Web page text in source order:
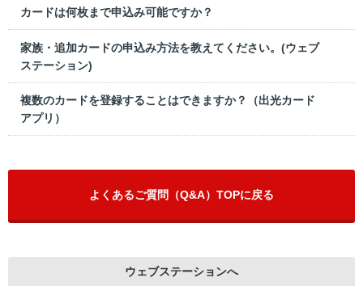
カードは何枚まで申込み可能ですか？
家族・追加カードの申込み方法を教えてください。(ウェブ
ステーション)
複数のカードを登録することはできますか？（出光カード
アプリ）
よくあるご質問（Q&A）TOPに戻る
ウェブステーションへ